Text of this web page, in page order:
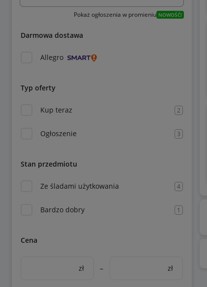
Pokaż ogłoszenia w promieniu NOWOŚĆ!
Darmowa dostawa
Allegro
Typ oferty
Kup teraz 2
Ogłoszenie 3
Stan przedmiotu
Ze śladami użytkowania 4
Bardzo dobry 1
Cena
zł – zł